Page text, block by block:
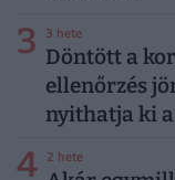
3 3 hete
Döntött a
ellenőrzés
nyithatja ki
4 2 hete